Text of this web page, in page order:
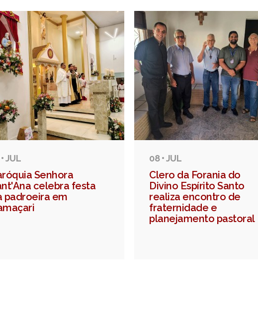
JUL
Senhora
celebra festa
padroeira em
08 • JUL
Clero da Forania do
Divino Espírito Santo
realiza encontro de
fraternidade e
planejamento pastoral